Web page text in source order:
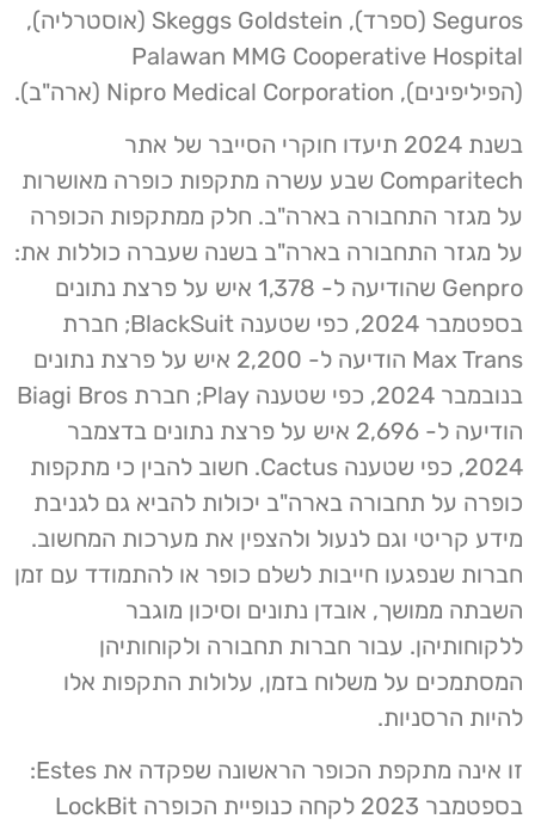
Seguros (ספרד), Skeggs Goldstein (אוסטרליה),
Palawan MMG Cooperative Hospital
(הפיליפינים), Nipro Medical Corporation (ארה"ב).
בשנת 2024 תיעדו חוקרי הסייבר של אתר
Comparitech שבע עשרה מתקפות כופרה מאושרות
על מגזר התחבורה בארה"ב. חלק ממתקפות הכופרה
על מגזר התחבורה בארה"ב בשנה שעברה כוללות את:
Genpro שהודיעה ל- 1,378 איש על פרצת נתונים
בספטמבר 2024, כפי שטענה BlackSuit; חברת
Max Trans הודיעה ל- 2,200 איש על פרצת נתונים
בנובמבר 2024, כפי שטענה Play; חברת Biagi Bros
הודיעה ל- 2,696 איש על פרצת נתונים בדצמבר
2024, כפי שטענה Cactus. חשוב להבין כי מתקפות
כופרה על תחבורה בארה"ב יכולות להביא גם לגניבת
מידע קריטי וגם לנעול ולהצפין את מערכות המחשוב.
חברות שנפגעו חייבות לשלם כופר או להתמודד עם זמן
השבתה ממושך, אובדן נתונים וסיכון מוגבר
ללקוחותיהן. עבור חברות תחבורה ולקוחותיהן
המסתמכים על משלוח בזמן, עלולות התקפות אלו
להיות הרסניות.
זו אינה מתקפת הכופר הראשונה שפקדה את Estes:
בספטמבר 2023 לקחה כנופיית הכופרה LockBit